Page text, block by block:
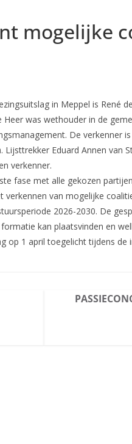
mogelijke
in Meppel is René
was wethouder in de
De verkenner
Eduard Annen van
verkenner.
fase met alle gekozen
van mogelijke
2026-2030. De
kan plaatsvinden en
op 1 april toegelicht tijdens de